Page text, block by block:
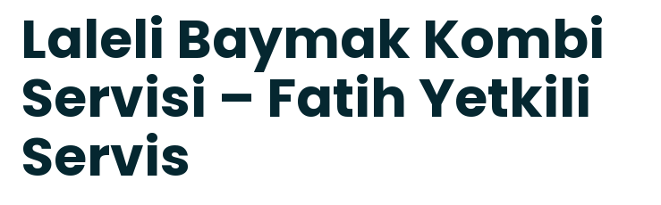
Laleli Baymak Kombi
Servisi – Fatih Yetkili
Servis